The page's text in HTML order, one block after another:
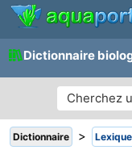
Dictionnaire
Dictionnaire >